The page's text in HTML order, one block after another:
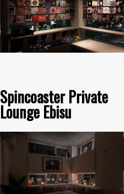
Spincoaster Private
Lounge Ebisu